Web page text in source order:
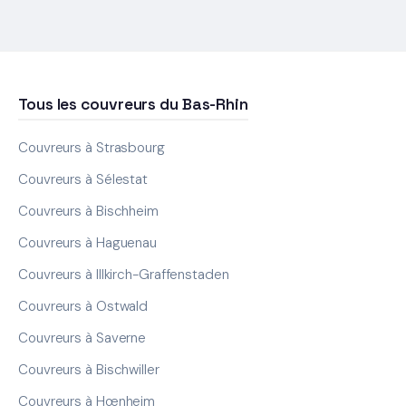
Tous les couvreurs du Bas-Rhin
Couvreurs à Strasbourg
Couvreurs à Sélestat
Couvreurs à Bischheim
Couvreurs à Haguenau
Couvreurs à Illkirch-Graffenstaden
Couvreurs à Ostwald
Couvreurs à Saverne
Couvreurs à Bischwiller
Couvreurs à Hœnheim